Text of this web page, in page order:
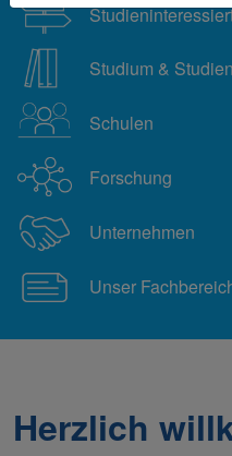
Studium &
Schulen
Forschung
Unternehmen
Unser
Herzlich